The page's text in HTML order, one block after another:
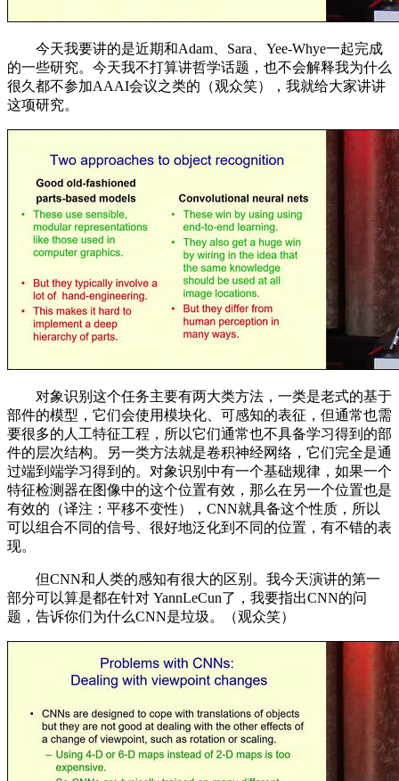
今天我要讲的是近期和Adam、Sara、Yee-Whye一起完成
的一些研究。今天我不打算讲哲学话题，也不会解释我为什么
很久都不参加AAAI会议之类的（观众笑），我就给大家讲讲
这项研究。
对象识别这个任务主要有两大类方法，一类是老式的基于
部件的模型，它们会使用模块化、可感知的表征，但通常也需
要很多的人工特征工程，所以它们通常也不具备学习得到的部
件的层次结构。另一类方法就是卷积神经网络，它们完全是通
过端到端学习得到的。对象识别中有一个基础规律，如果一个
特征检测器在图像中的这个位置有效，那么在另一个位置也是
有效的（译注：平移不变性），CNN就具备这个性质，所以
可以组合不同的信号、很好地泛化到不同的位置，有不错的表
现。
但CNN和人类的感知有很大的区别。我今天演讲的第一
部分可以算是都在针对 YannLeCun了，我要指出CNN的问
题，告诉你们为什么CNN是垃圾。（观众笑）